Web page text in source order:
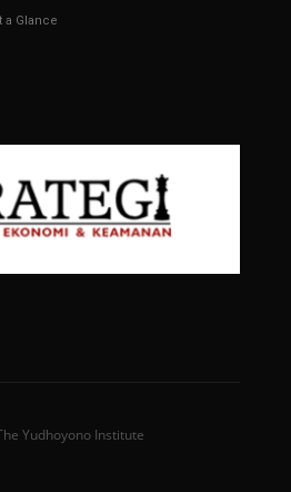
a Glance
Yudhoyono Institute